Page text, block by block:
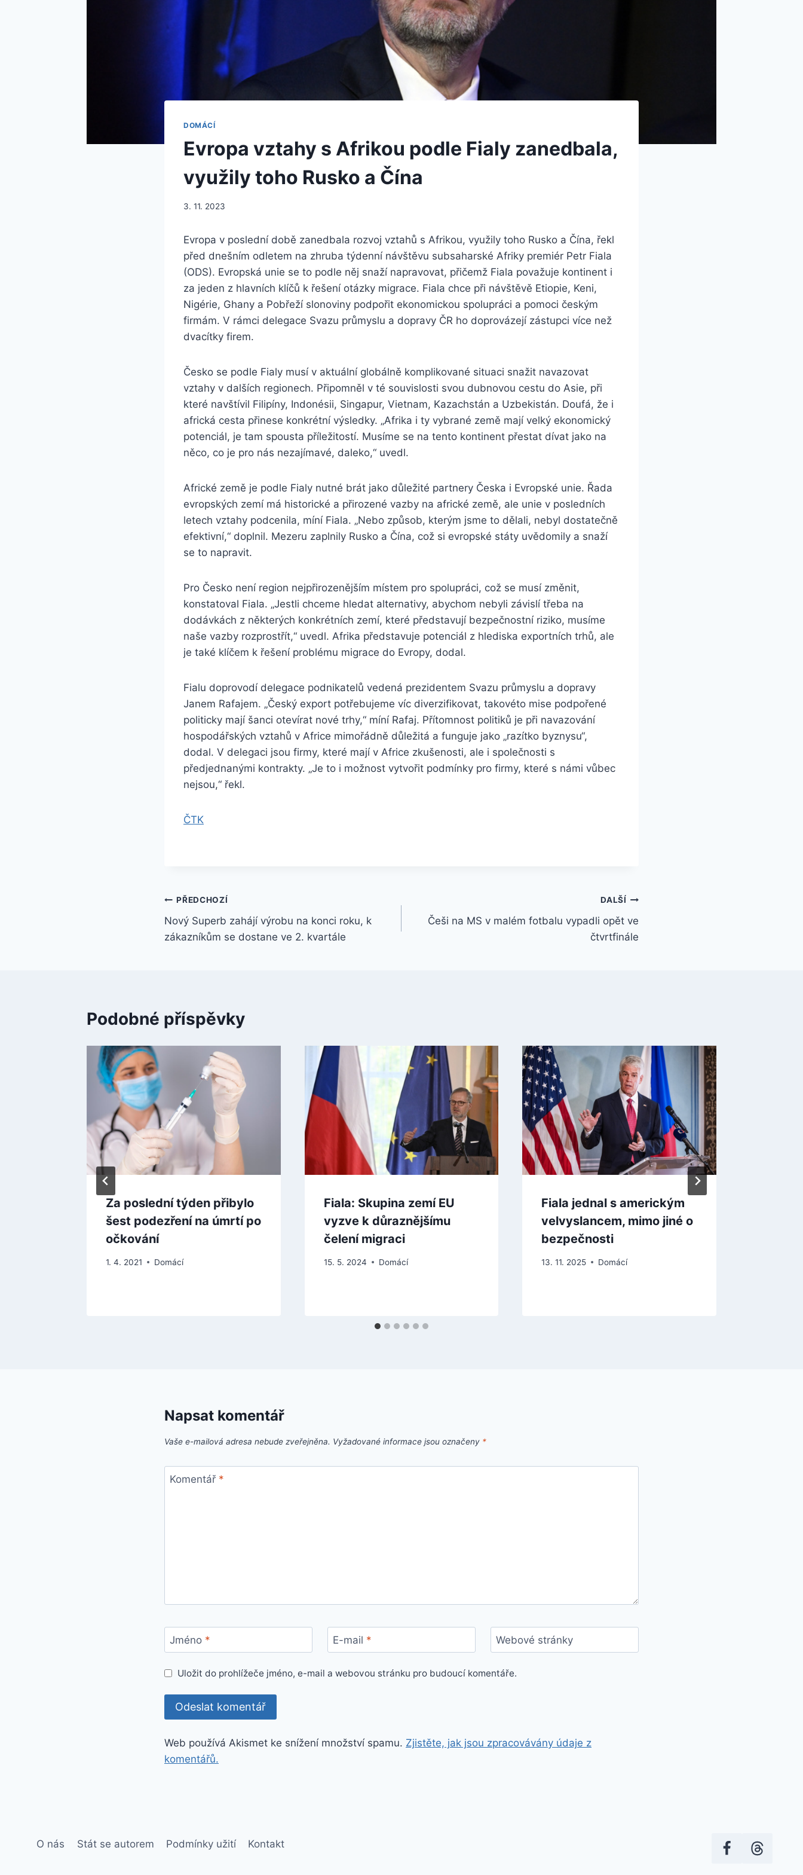
DOMÁCÍ
Evropa vztahy s Afrikou podle Fialy zanedbala,
využily toho Rusko a Čína
3. 11. 2023
Evropa v poslední době zanedbala rozvoj vztahů s Afrikou, využily toho Rusko a Čína, řekl
před dnešním odletem na zhruba týdenní návštěvu subsaharské Afriky premiér Petr Fiala
(ODS). Evropská unie se to podle něj snaží napravovat, přičemž Fiala považuje kontinent i
za jeden z hlavních klíčů k řešení otázky migrace. Fiala chce při návštěvě Etiopie, Keni,
Nigérie, Ghany a Pobřeží slonoviny podpořit ekonomickou spolupráci a pomoci českým
firmám. V rámci delegace Svazu průmyslu a dopravy ČR ho doprovázejí zástupci více než
dvacítky firem.
Česko se podle Fialy musí v aktuální globálně komplikované situaci snažit navazovat
vztahy v dalších regionech. Připomněl v té souvislosti svou dubnovou cestu do Asie, při
které navštívil Filipíny, Indonésii, Singapur, Vietnam, Kazachstán a Uzbekistán. Doufá, že i
africká cesta přinese konkrétní výsledky. „Afrika i ty vybrané země mají velký ekonomický
potenciál, je tam spousta příležitostí. Musíme se na tento kontinent přestat dívat jako na
něco, co je pro nás nezajímavé, daleko,“ uvedl.
Africké země je podle Fialy nutné brát jako důležité partnery Česka i Evropské unie. Řada
evropských zemí má historické a přirozené vazby na africké země, ale unie v posledních
letech vztahy podcenila, míní Fiala. „Nebo způsob, kterým jsme to dělali, nebyl dostatečně
efektivní,“ doplnil. Mezeru zaplnily Rusko a Čína, což si evropské státy uvědomily a snaží
se to napravit.
Pro Česko není region nejpřirozenějším místem pro spolupráci, což se musí změnit,
konstatoval Fiala. „Jestli chceme hledat alternativy, abychom nebyli závislí třeba na
dodávkách z některých konkrétních zemí, které představují bezpečnostní riziko, musíme
naše vazby rozprostřít,“ uvedl. Afrika představuje potenciál z hlediska exportních trhů, ale
je také klíčem k řešení problému migrace do Evropy, dodal.
Fialu doprovodí delegace podnikatelů vedená prezidentem Svazu průmyslu a dopravy
Janem Rafajem. „Český export potřebujeme víc diverzifikovat, takovéto mise podpořené
politicky mají šanci otevírat nové trhy,“ míní Rafaj. Přítomnost politiků je při navazování
hospodářských vztahů v Africe mimořádně důležitá a funguje jako „razítko byznysu“,
dodal. V delegaci jsou firmy, které mají v Africe zkušenosti, ale i společnosti s
předjednanými kontrakty. „Je to i možnost vytvořit podmínky pro firmy, které s námi vůbec
nejsou,“ řekl.
ČTK
Navigace
pro
PŘEDCHOZÍ
Nový Superb zahájí výrobu na konci roku, k
zákazníkům se dostane ve 2. kvartále
DALŠÍ
Češi na MS v malém fotbalu vypadli opět ve
čtvrtfinále
Podobné příspěvky
Za poslední týden přibylo
šest podezření na úmrtí po
očkování
1. 4. 2021 Domácí
Fiala: Skupina zemí EU
vyzve k důraznějšímu
čelení migraci
15. 5. 2024 Domácí
Fiala jednal s americkým
velvyslancem, mimo jiné o
bezpečnosti
13. 11. 2025 Domácí
Napsat komentář
Vaše e-mailová adresa nebude zveřejněna. Vyžadované informace jsou označeny *
Komentář *
Jméno * E-mail * Webové stránky
Uložit do prohlížeče jméno, e-mail a webovou stránku pro budoucí komentáře.
Web používá Akismet ke snížení množství spamu. Zjistěte, jak jsou zpracovávány údaje z
komentářů.
O nás Stát se autorem Podmínky užití Kontakt